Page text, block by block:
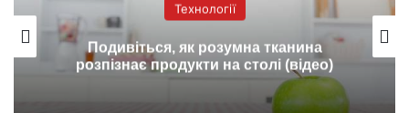
Технології
Подивіться, як розумна тканина
розпізнає продукти на столі (відео)